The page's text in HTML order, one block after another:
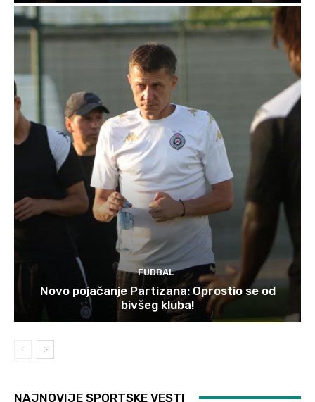
FUDBAL
Novo pojačanje Partizana: Oprostio se od
bivšeg kluba!
NAJNOVIJE SPORTSKE VESTI